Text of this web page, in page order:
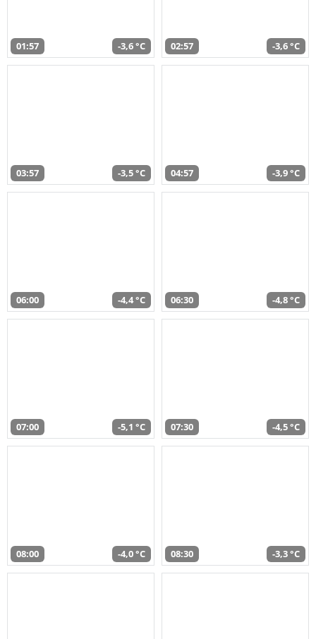
01:57 -3,6 °C 02:57 -3,6 °C
03:57 -3,5 °C 04:57 -3,9 °C
06:00 -4,4 °C 06:30 -4,8 °C
07:00 -5,1 °C 07:30 -4,5 °C
08:00 -4,0 °C 08:30 -3,3 °C